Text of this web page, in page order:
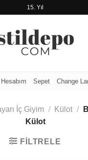
15. Yıl
Hesabım Sepet Change
İç Giyim / Külot /
Külot
FILTRELE